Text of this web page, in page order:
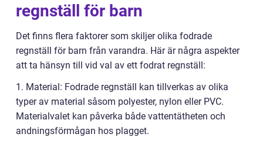
regnställ för barn
Det finns flera faktorer som skiljer olika fodrade
regnställ för barn från varandra. Här är några aspekter
att ta hänsyn till vid val av ett fodrat regnställ:
1. Material: Fodrade regnställ kan tillverkas av olika
typer av material såsom polyester, nylon eller PVC.
Materialvalet kan påverka både vattentätheten och
andningsförmågan hos plagget.